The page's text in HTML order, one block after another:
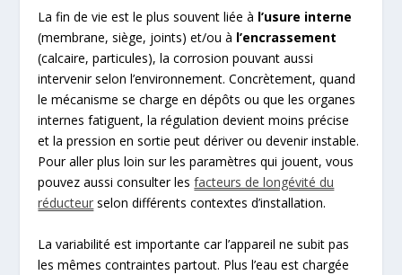
La fin de vie est le plus souvent liée à l’usure interne
(membrane, siège, joints) et/ou à l’encrassement
(calcaire, particules), la corrosion pouvant aussi
intervenir selon l’environnement. Concrètement, quand
le mécanisme se charge en dépôts ou que les organes
internes fatiguent, la régulation devient moins précise
et la pression en sortie peut dériver ou devenir instable.
Pour aller plus loin sur les paramètres qui jouent, vous
pouvez aussi consulter lesfacteurs de longévité du
réducteur selon différents contextes d’installation.
La variabilité est importante car l’appareil ne subit pas
les mêmes contraintes partout. Plus l’eau est chargée